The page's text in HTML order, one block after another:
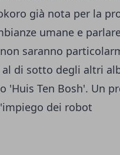
già nota per la
umane e
saranno
di sotto degli altri
'Huis Ten Bosh'. Un
dei robot